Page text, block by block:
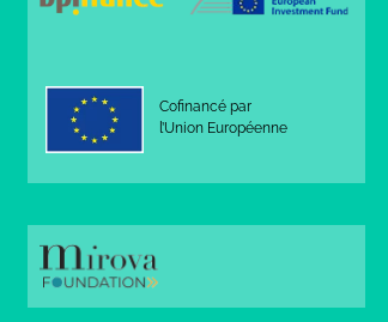
Cofinancé par
l’Union Européenne